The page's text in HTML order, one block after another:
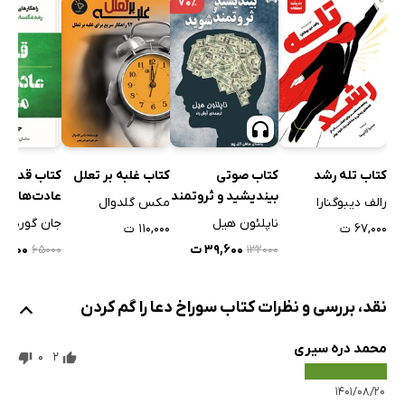
کتاب تله رشد
رالف دیبوگنارا
۶۷,۰۰۰ ت
کتاب صوتی
بیندیشید و ثروتمند
شوید
ناپلئون هیل
۱۳۲۰۰۰ ۳۹,۶۰۰ ت
کتاب غلبه بر تعلل
مکس گلدوال
۱۱۰,۰۰۰ ت
کتاب قدرت
عادت‌های
جان
۶۵۰۰۰
نقد، بررسی و نظرات کتاب سوراخ دعا را گم کردن
محمد دره سیری
۱۴۰۱/۰۸/۲۰
2
0